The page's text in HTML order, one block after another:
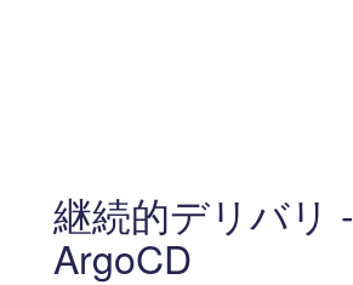
継続的デリバリ -
ArgoCD